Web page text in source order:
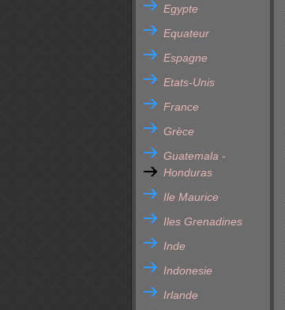
Egypte
Equateur
Espagne
Etats-Unis
France
Grèce
Guatemala -
Honduras
Ile Maurice
Iles Grenadines
Inde
Indonesie
Irlande